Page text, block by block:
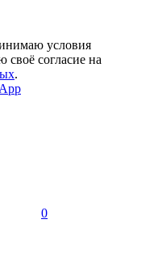
условия
своё согласие на
.
0